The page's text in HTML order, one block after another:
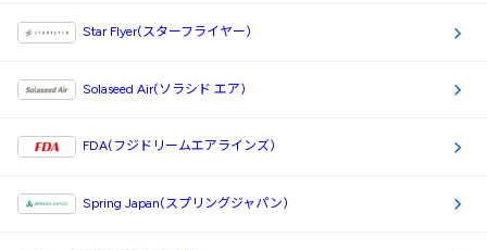
Star Flyer(スターフライヤー)
Solaseed Air(ソラシド エア)
FDA(フジドリームエアラインズ)
Spring Japan(スプリングジャパン)